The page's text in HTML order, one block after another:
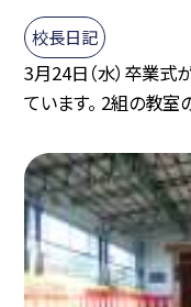
校長日記
3月24日（水）卒業式
ています。 2組の教室